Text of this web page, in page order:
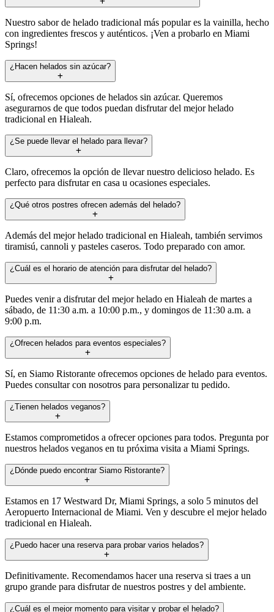
Nuestro sabor de helado tradicional más popular es la vainilla, hecho
con ingredientes frescos y auténticos. ¡Ven a probarlo en Miami
Springs!
¿Hacen helados sin azúcar?
Sí, ofrecemos opciones de helados sin azúcar. Queremos
asegurarnos de que todos puedan disfrutar del mejor helado
tradicional en Hialeah.
¿Se puede llevar el helado para llevar?
Claro, ofrecemos la opción de llevar nuestro delicioso helado. Es
perfecto para disfrutar en casa u ocasiones especiales.
¿Qué otros postres ofrecen además del helado?
Además del mejor helado tradicional en Hialeah, también servimos
tiramisú, cannoli y pasteles caseros. Todo preparado con amor.
¿Cuál es el horario de atención para disfrutar del helado?
Puedes venir a disfrutar del mejor helado en Hialeah de martes a
sábado, de 11:30 a.m. a 10:00 p.m., y domingos de 11:30 a.m. a
9:00 p.m.
¿Ofrecen helados para eventos especiales?
Sí, en Siamo Ristorante ofrecemos opciones de helado para eventos.
Puedes consultar con nosotros para personalizar tu pedido.
¿Tienen helados veganos?
Estamos comprometidos a ofrecer opciones para todos. Pregunta por
nuestros helados veganos en tu próxima visita a Miami Springs.
¿Dónde puedo encontrar Siamo Ristorante?
Estamos en 17 Westward Dr, Miami Springs, a solo 5 minutos del
Aeropuerto Internacional de Miami. Ven y descubre el mejor helado
tradicional en Hialeah.
¿Puedo hacer una reserva para probar varios helados?
Definitivamente. Recomendamos hacer una reserva si traes a un
grupo grande para disfrutar de nuestros postres y del ambiente.
¿Cuál es el mejor momento para visitar y probar el helado?